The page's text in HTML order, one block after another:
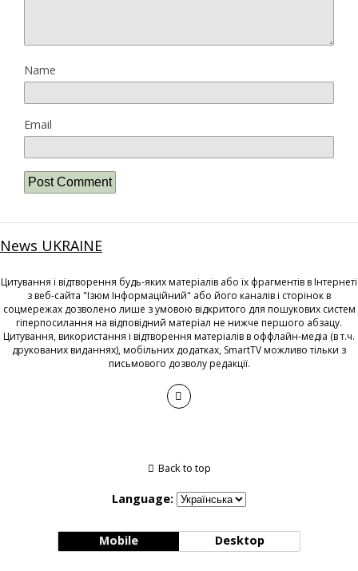
Name
Email
News UKRAINE
Цитування і відтворення будь-яких матеріалів або їх фрагментів в Інтернеті
з веб-сайта "Ізюм Інформаційний" або його каналів і сторінок в
соцмережах дозволено лише з умовою відкритого для пошукових систем
гіперпосилання на відповідний матеріал не нижче першого абзацу.
Цитування, використання і відтворення матеріалів в оффлайн-медіа (в т.ч.
друкованих виданнях), мобільних додатках, SmartTV можливо тільки з
письмового дозволу редакції.
Back to top
Language:
Mobile Desktop